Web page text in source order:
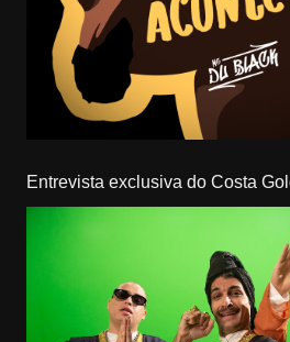
Entrevista exclusiva do Costa